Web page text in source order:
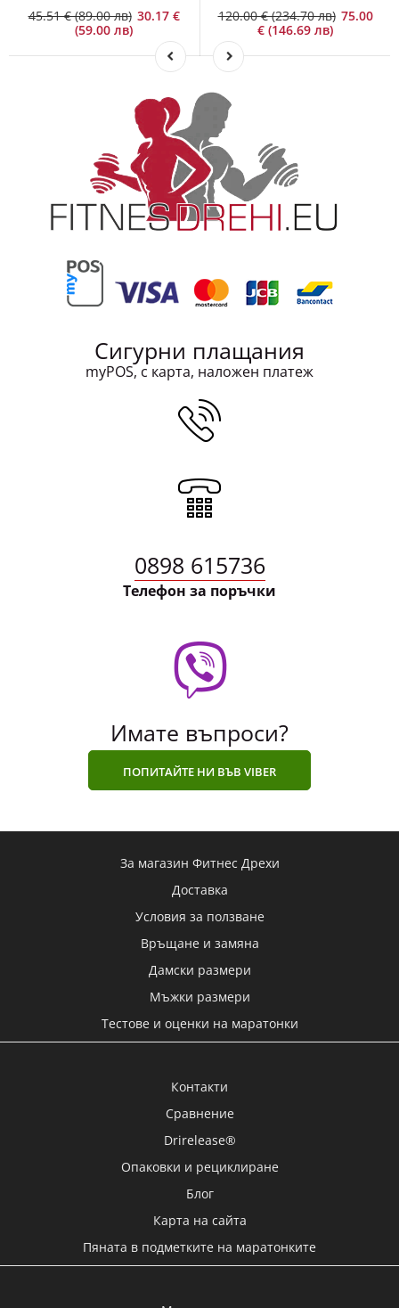
45.51 € (89.00 лв) 30.17 €
(59.00 лв)
120.00 € (234.70 лв) 75.00
€ (146.69 лв)
Сигурни плащания
myPOS, с карта, наложен платеж
0898 615736
Телефон за поръчки
Имате въпроси?
ПОПИТАЙТЕ НИ ВЪВ VIBER
За магазин Фитнес Дрехи
Доставка
Условия за ползване
Връщане и замяна
Дамски размери
Мъжки размери
Тестове и оценки на маратонки
Контакти
Сравнение
Drirelease®
Опаковки и рециклиране
Блог
Карта на сайта
Пяната в подметките на маратонките